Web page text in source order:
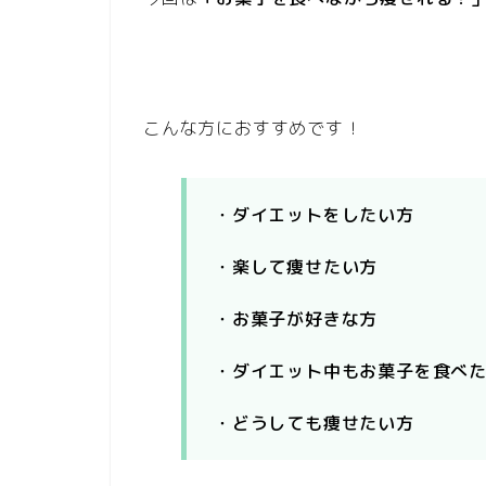
こんな方におすすめです！
・ダイエットをしたい方
・楽して痩せたい方
・お菓子が好きな方
・ダイエット中もお菓子を食べ
・どうしても痩せたい方